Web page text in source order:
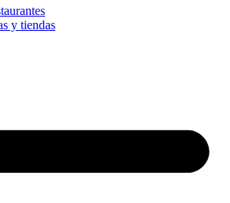
y tiendas